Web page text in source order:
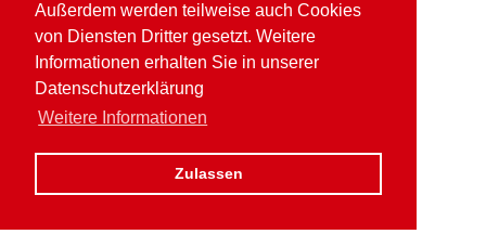
Außerdem werden teilweise auch Cookies
von Diensten Dritter gesetzt. Weitere
Informationen erhalten Sie in unserer
Datenschutzerklärung
Weitere Informationen
Zulassen